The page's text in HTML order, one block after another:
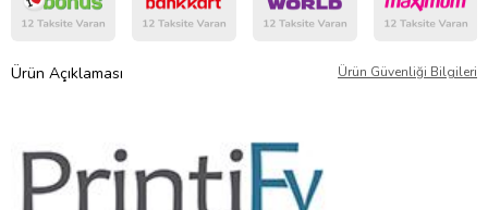
Ürün Açıklaması Ürün Güvenliği Bilgileri